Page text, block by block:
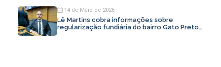
14 de Maio de 2026
Lê Martins cobra informações sobre
regularização fundiária do bairro Gato Preto